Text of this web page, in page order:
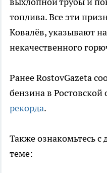
топлива. Все эти
Ковалёв, указывают
некачественного
Ранее RostovGazeta
бензина в Ростовской
рекорда.
Также ознакомьтесь
теме: